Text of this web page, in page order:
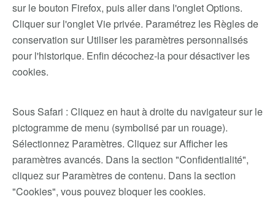
sur le bouton Firefox, puis aller dans l'onglet Options.
Cliquer sur l'onglet Vie privée. Paramétrez les Règles de
conservation sur Utiliser les paramètres personnalisés
pour l'historique. Enfin décochez-la pour désactiver les
cookies.
Sous Safari : Cliquez en haut à droite du navigateur sur le
pictogramme de menu (symbolisé par un rouage).
Sélectionnez Paramètres. Cliquez sur Afficher les
paramètres avancés. Dans la section "Confidentialité",
cliquez sur Paramètres de contenu. Dans la section
"Cookies", vous pouvez bloquer les cookies.